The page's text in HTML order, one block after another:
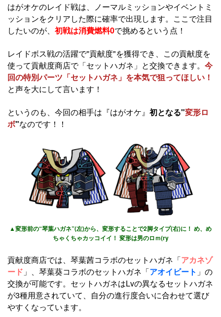
はがオケのレイド戦は、ノーマルミッションやイベントミ
ッションをクリアした際に確率で出現します。ここで注目
したいのが、 初戦は消費燃料0で挑めるという点！
レイドボス戦の活躍で"貢献度"を獲得でき、この貢献度を
使って貢献度商店で「セットハガネ」と交換できます。 今
回の特別パーツ「セットハガネ」を本気で狙ってほしい！
と声を大にして言います！
というのも、今回の相手は『はがオケ』 初となる"変形ロ
ボ"なのです！！
▲変形前の“琴葉ハガネ”(左)から、変形することで2脚タイプ(右)に！ め、め
ちゃくちゃカッコイイ！ 変形は男のロｍ(ry
貢献度商店では、琴葉茜コラボのセットハガネ「アカネゾ
ード 」、琴葉葵コラボのセットハガネ「アオイビート 」の
交換が可能です。セットハガネはLvの異なるセットハガネ
が3種用意されていて、自分の進行度合いに合わせて選び
やすくなっています。